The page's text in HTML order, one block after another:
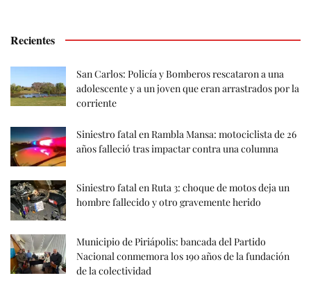
Recientes
San Carlos: Policía y Bomberos rescataron a una
adolescente y a un joven que eran arrastrados por la
corriente
Siniestro fatal en Rambla Mansa: motociclista de 26
años falleció tras impactar contra una columna
Siniestro fatal en Ruta 3: choque de motos deja un
hombre fallecido y otro gravemente herido
Municipio de Piriápolis: bancada del Partido
Nacional conmemora los 190 años de la fundación
de la colectividad